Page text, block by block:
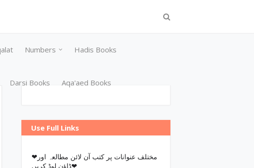
Numbers Hadis Books
Darsi Books Aqa'aed Books
Use Full Links
❤مختلف عنوانات پر کتب آن لائن مطالعہ اور
ڈاؤن لوڈ کریں❤